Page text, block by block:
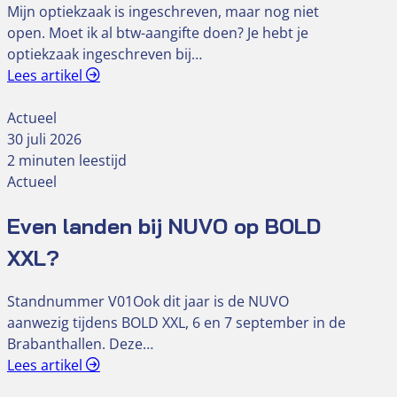
Mijn optiekzaak is ingeschreven, maar nog niet
open. Moet ik al btw-aangifte doen? Je hebt je
optiekzaak ingeschreven bij…
Lees artikel
Actueel
30 juli 2026
2 minuten leestijd
Actueel
Even landen bij NUVO op BOLD
XXL?
Standnummer V01Ook dit jaar is de NUVO
aanwezig tijdens BOLD XXL, 6 en 7 september in de
Brabanthallen. Deze…
Lees artikel